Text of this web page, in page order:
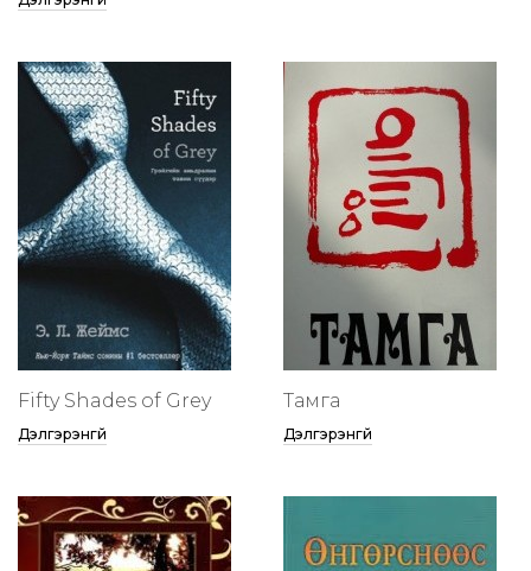
Fifty Shades of Grey
Дэлгэрэнгүй
Тамга
Дэлгэрэнгүй